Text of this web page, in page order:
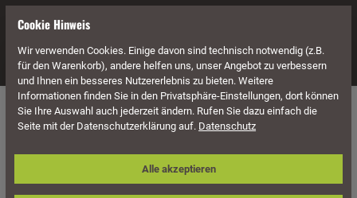
Navigation
Möbel Lounge Möbel Lounge Elemente
Sonnenpartner Lounge-Sessel Lotus,
Edelstahl / Teakholz, inkl. Kissen
Cookie Hinweis
Wir verwenden Cookies. Einige davon sind technisch notwendig (z.B.
für den Warenkorb), andere helfen uns, unser Angebot zu verbessern
und Ihnen ein besseres Nutzererlebnis zu bieten. Weitere
Informationen finden Sie in den Privatsphäre-Einstellungen, dort können
Sie Ihre Auswahl auch jederzeit ändern. Rufen Sie dazu einfach die
Seite mit der Datenschutzerklärung auf. Datenschutz
Alle akzeptieren